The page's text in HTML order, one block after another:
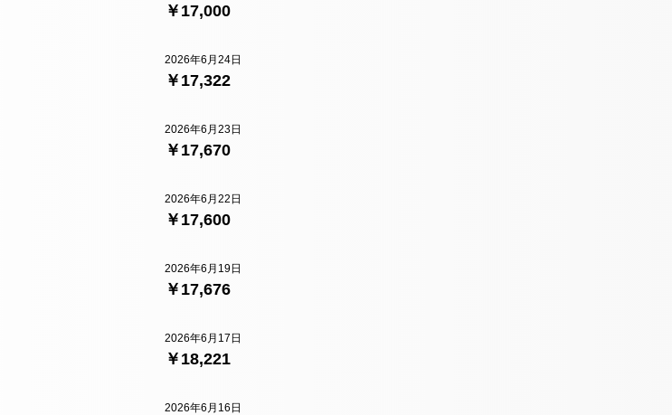
￥17,000
￥17,322
2026年6月24日
￥17,670
2026年6月23日
￥17,600
2026年6月22日
￥17,676
2026年6月19日
￥18,221
2026年6月17日
2026年6月16日